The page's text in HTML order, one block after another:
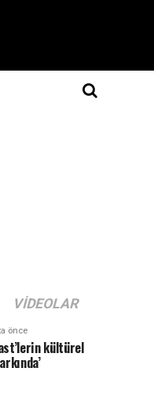
VIDEOLAR
önce
kültürel